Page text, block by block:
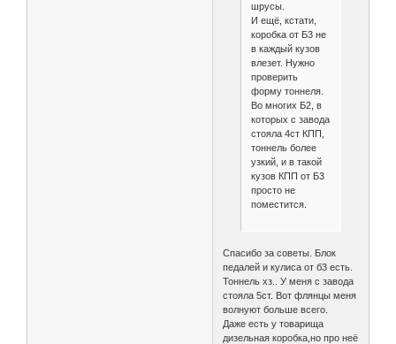
шрусы.
И ещё, кстати,
коробка от Б3 не
в каждый кузов
влезет. Нужно
проверить
форму тоннеля.
Во многих Б2, в
которых с завода
стояла 4ст КПП,
тоннель более
узкий, и в такой
кузов КПП от Б3
просто не
поместится.
Спасибо за советы. Блок
педалей и кулиса от б3 есть.
Тоннель хз.. У меня с завода
стояла 5ст. Вот флянцы меня
волнуют больше всего.
Даже есть у товарища
дизельная коробка,но про неё